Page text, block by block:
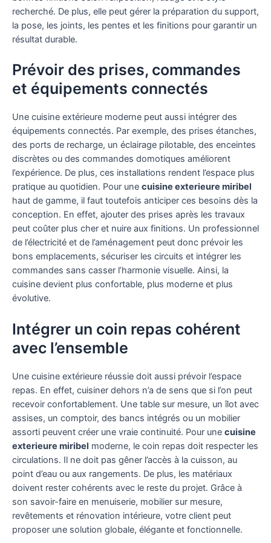
recherché. De plus, elle peut gérer la préparation du support,
la pose, les joints, les pentes et les finitions pour garantir un
résultat durable.
Prévoir des prises, commandes
et équipements connectés
Une cuisine extérieure moderne peut aussi intégrer des
équipements connectés. Par exemple, des prises étanches,
des ports de recharge, un éclairage pilotable, des enceintes
discrètes ou des commandes domotiques améliorent
l’expérience. De plus, ces installations rendent l’espace plus
pratique au quotidien. Pour une cuisine exterieure miribel
haut de gamme, il faut toutefois anticiper ces besoins dès la
conception. En effet, ajouter des prises après les travaux
peut coûter plus cher et nuire aux finitions. Un professionnel
de l’électricité et de l’aménagement peut donc prévoir les
bons emplacements, sécuriser les circuits et intégrer les
commandes sans casser l’harmonie visuelle. Ainsi, la
cuisine devient plus confortable, plus moderne et plus
évolutive.
Intégrer un coin repas cohérent
avec l’ensemble
Une cuisine extérieure réussie doit aussi prévoir l’espace
repas. En effet, cuisiner dehors n’a de sens que si l’on peut
recevoir confortablement. Une table sur mesure, un îlot avec
assises, un comptoir, des bancs intégrés ou un mobilier
assorti peuvent créer une vraie continuité. Pour une cuisine
exterieure miribel moderne, le coin repas doit respecter les
circulations. Il ne doit pas gêner l’accès à la cuisson, au
point d’eau ou aux rangements. De plus, les matériaux
doivent rester cohérents avec le reste du projet. Grâce à
son savoir-faire en menuiserie, mobilier sur mesure,
revêtements et rénovation intérieure, votre client peut
proposer une solution globale, élégante et fonctionnelle.